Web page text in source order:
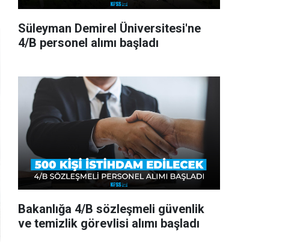
Süleyman Demirel Üniversitesi'ne
4/B personel alımı başladı
Bakanlığa 4/B sözleşmeli güvenlik
ve temizlik görevlisi alımı başladı